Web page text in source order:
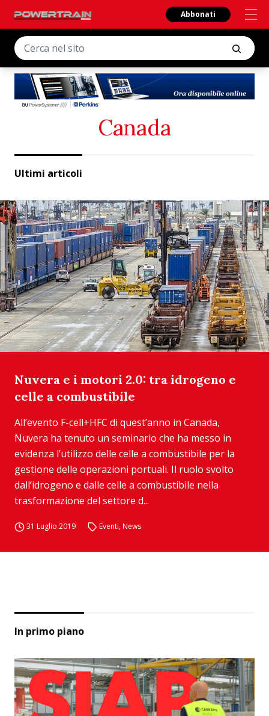
Abbonati
Canada
Ultimi articoli
Nuvera e i motori 2.0: tra idrogeno e
celle a combustibile
All’evento F-cell+HFC di quest’anno in Canada,
Nuvera ha tenuto un seminario che ha messo in
evidenza l’utilizzo delle celle a combustibile per la
gestione delle operazioni portuali. Il ruolo svolto
dall’idrogeno e dalle celle a combustibile nella
trasformazione del settore d...
31 Luglio 2019 Eventi, News
In primo piano